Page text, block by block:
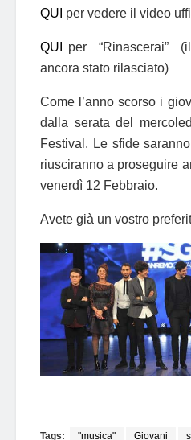
QUI per vedere il video
QUI
per “Rinascerai”
ancora stato rilasciato)
Come l’anno scorso i
dalla serata del
Festival. Le sfide
riusciranno a proseguire
venerdì 12 Febbraio.
Avete già un vostro
Tags: "musica" Giovani